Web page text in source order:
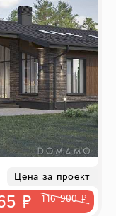
Цена за проект
₽ 116 900 ₽